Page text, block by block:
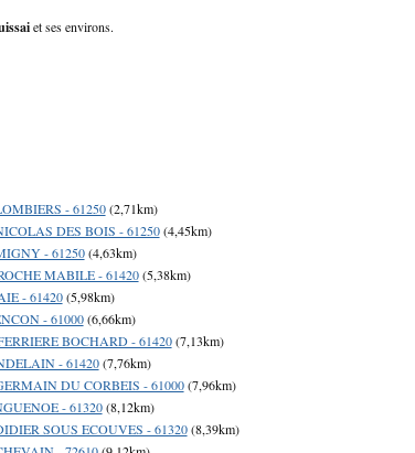
et ses environs.
- 61250(2,71km)
DES BOIS - 61250(4,45km)
- 61250(4,63km)
MABILE - 61420(5,38km)
- 61420(5,98km)
- 61000(6,66km)
BOCHARD - 61420(7,13km)
- 61420(7,76km)
DU CORBEIS - 61000(7,96km)
- 61320(8,12km)
SOUS ECOUVES - 61320(8,39km)